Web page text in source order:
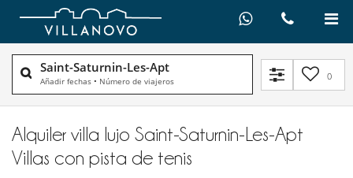
Saint-Saturnin-Les-Apt
Añadir fechas • Número de viajeros 0
Alquiler villa lujo Saint-Saturnin-Les-Apt
Villas con pista de tenis